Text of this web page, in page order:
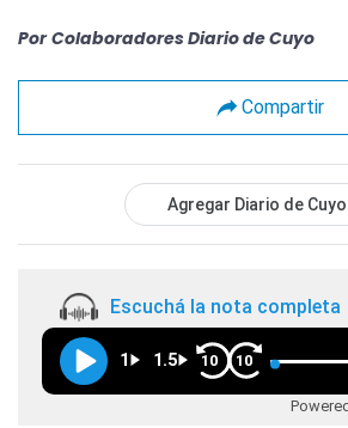
Por Colaboradores Diario de Cuyo
Compartir
Agregar Diario de Cuyo
Escuchá la nota completa
1 1.5 10 10